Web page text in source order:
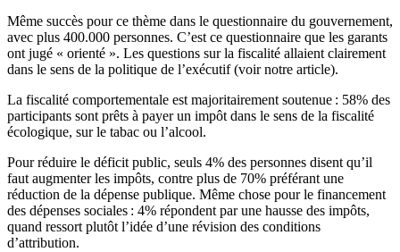
Même succès pour ce thème dans le questionnaire du gouvernement,
avec plus 400.000 personnes. C’est ce questionnaire que les garants
ont jugé « orienté ». Les questions sur la fiscalité allaient clairement
dans le sens de la politique de l’exécutif (voir notre article).
La fiscalité comportementale est majoritairement soutenue : 58% des
participants sont prêts à payer un impôt dans le sens de la fiscalité
écologique, sur le tabac ou l’alcool.
Pour réduire le déficit public, seuls 4% des personnes disent qu’il
faut augmenter les impôts, contre plus de 70% préférant une
réduction de la dépense publique. Même chose pour le financement
des dépenses sociales : 4% répondent par une hausse des impôts,
quand ressort plutôt l’idée d’une révision des conditions
d’attribution.